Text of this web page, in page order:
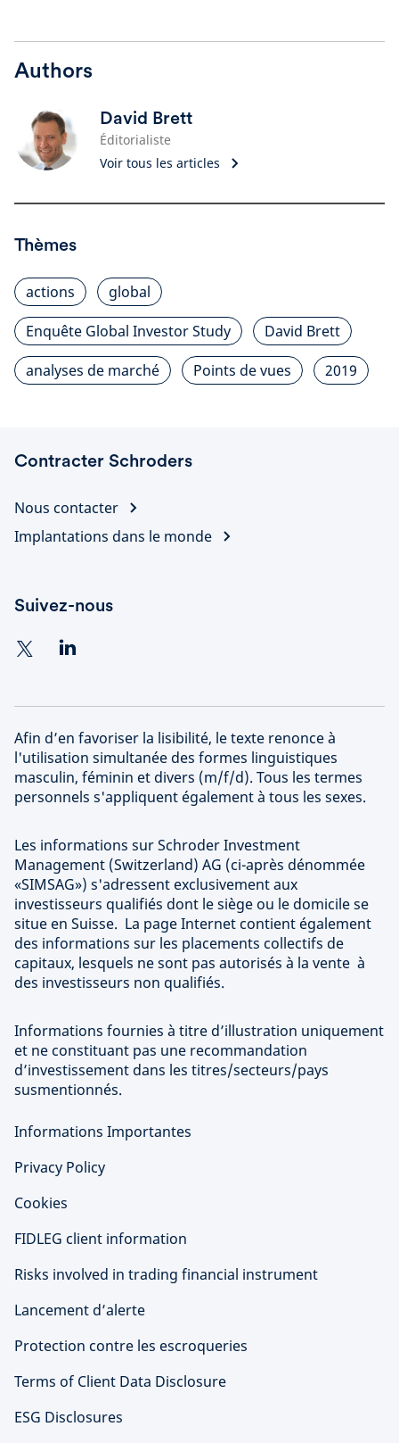
Authors
David Brett
Éditorialiste
Voir tous les articles
Thèmes
actions
global
Enquête Global Investor Study
David Brett
analyses de marché
Points de vues 2019
Contracter Schroders
Nous contacter
Implantations dans le monde
Suivez-nous
Afin d’en favoriser la lisibilité, le texte renonce à
l'utilisation simultanée des formes linguistiques
masculin, féminin et divers (m/f/d). Tous les termes
personnels s'appliquent également à tous les sexes.
Les informations sur Schroder Investment
Management (Switzerland) AG (ci-après dénommée
«SIMSAG») s'adressent exclusivement aux
investisseurs qualifiés dont le siège ou le domicile se
situe en Suisse. La page Internet contient également
des informations sur les placements collectifs de
capitaux, lesquels ne sont pas autorisés à la vente à
des investisseurs non qualifiés.
Informations fournies à titre d’illustration uniquement
et ne constituant pas une recommandation
d’investissement dans les titres/secteurs/pays
susmentionnés.
Informations Importantes
Privacy Policy
Cookies
FIDLEG client information
Risks involved in trading financial instrument
Lancement d’alerte
Protection contre les escroqueries
Terms of Client Data Disclosure
ESG Disclosures